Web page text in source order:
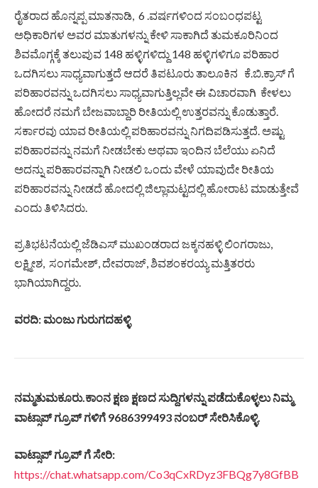
ರೈತರಾದ ಹೊನ್ನಪ್ಪ ಮಾತನಾಡಿ, 6 .ವರ್ಷಗಳಿಂದ ಸಂಬಂಧಪಟ್ಟ
ಅಧಿಕಾರಿಗಳ ಅವರ ಮಾತುಗಳನ್ನು ಕೇಳಿ ಸಾಕಾಗಿದೆ ತುಮಕೂರಿನಿಂದ
ಶಿವಮೊಗ್ಗಕ್ಕೆ ತಲುಪುವ 148 ಹಳ್ಳಿಗಳಿದ್ದು 148 ಹಳ್ಳಿಗಳಿಗೂ ಪರಿಹಾರ
ಒದಗಿಸಲು ಸಾಧ್ಯವಾಗುತ್ತದೆ ಆದರೆ ತಿಪಟೂರು ತಾಲೂಕಿನ ಕೆ.ಬಿ.ಕ್ರಾಸ್ ಗೆ
ಪರಿಹಾರವನ್ನು ಒದಗಿಸಲು ಸಾಧ್ಯವಾಗುತ್ತಿಲ್ಲವೇ ಈ ವಿಚಾರವಾಗಿ ಕೇಳಲು
ಹೋದರೆ ನಮಗೆ ಬೇಜವಾಬ್ದಾರಿ ರೀತಿಯಲ್ಲಿ ಉತ್ತರವನ್ನು ಕೊಡುತ್ತಾರೆ.
ಸರ್ಕಾರವು ಯಾವ ರೀತಿಯಲ್ಲಿ ಪರಿಹಾರವನ್ನು ನಿಗದಿಪಡಿಸುತ್ತದೆ. ಅಷ್ಟು
ಪರಿಹಾರವನ್ನು ನಮಗೆ ನೀಡಬೇಕು ಅಥವಾ ಇಂದಿನ ಬೆಲೆಯು ಏನಿದೆ
ಅದನ್ನು ಪರಿಹಾರವನ್ನಾಗಿ ನೀಡಲಿ ಒಂದು ವೇಳೆ ಯಾವುದೇ ರೀತಿಯ
ಪರಿಹಾರವನ್ನು ನೀಡದೆ ಹೋದಲ್ಲಿ ಜಿಲ್ಲಾಮಟ್ಟದಲ್ಲಿ ಹೋರಾಟ ಮಾಡುತ್ತೇವೆ
ಎಂದು ತಿಳಿಸಿದರು.
ಪ್ರತಿಭಟನೆಯಲ್ಲಿ ಜೆಡಿಎಸ್ ಮುಖಂಡರಾದ ಜಕ್ಕನಹಳ್ಳಿ ಲಿಂಗರಾಜು,
ಲಕ್ಷ್ಮೀಶ, ಸಂಗಮೇಶ್, ದೇವರಾಜ್, ಶಿವಶಂಕರಯ್ಯ ಮತ್ತಿತರರು
ಭಾಗಿಯಾಗಿದ್ದರು.
ವರದಿ: ಮಂಜು ಗುರುಗದಹಳ್ಳಿ
ನಮ್ಮತುಮಕೂರು. ಕಾಂನ ಕ್ಷಣ ಕ್ಷಣದಸುದ್ದಿಗಳನ್ನು ಪಡೆದುಕೊಳ್ಳಲುನಿಮ್ಮ
ವಾಟ್ಸಾಪ್ ಗ್ರೂಪ್ ಗಳಿಗೆ 9686399493 ನಂಬರ್ಸೇರಿಸಿಕೊಳ್ಳಿ.
ವಾಟ್ಸಾಪ್ ಗ್ರೂಪ್ ಗೆಸೇರಿ:
https://chat.whatsapp.com/Co3qCxRDyz3FBQg7y8GfBB